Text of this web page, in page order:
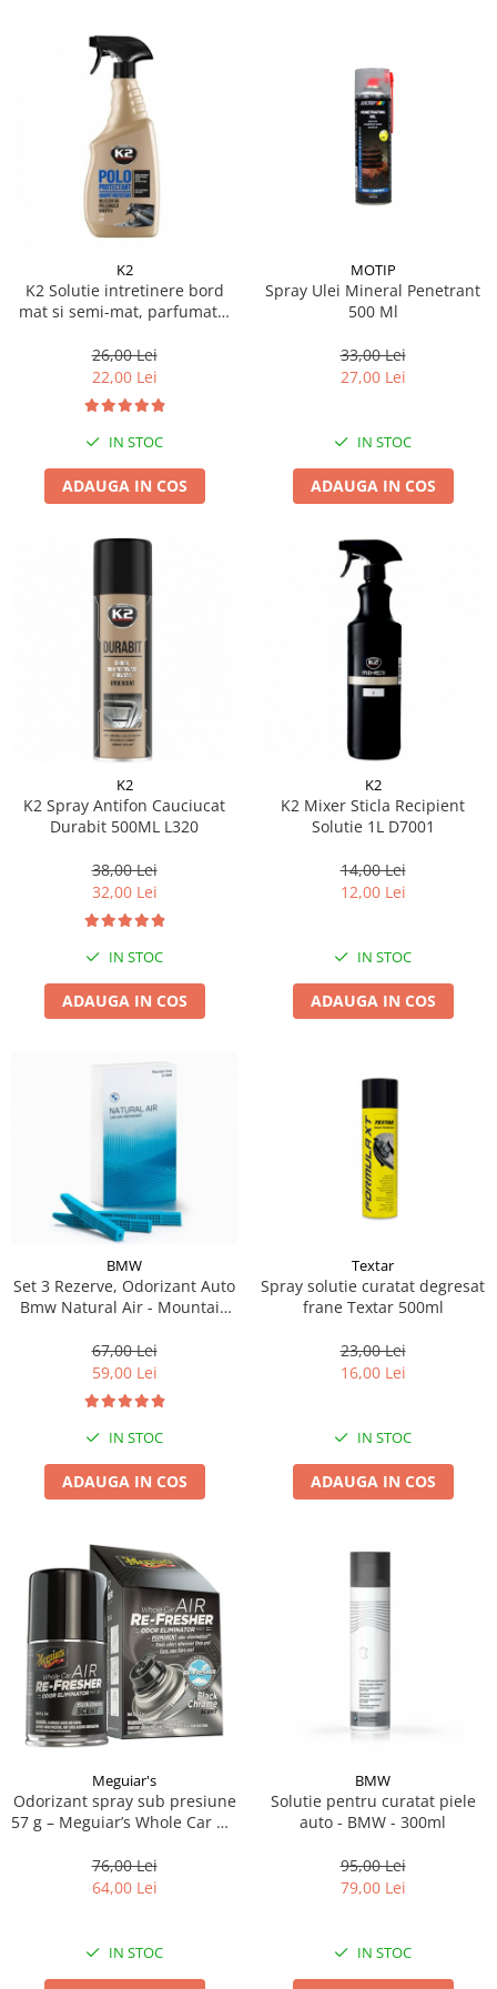
K2
K2 Solutie intretinere bord
mat si semi-mat, parfumata,
Protectant K417BL
26,00 Lei
22,00 Lei
IN STOC
ADAUGA IN COS
MOTIP
Spray Ulei Mineral Penetrant
500 Ml
33,00 Lei
27,00 Lei
IN STOC
ADAUGA IN COS
K2
K2 Spray Antifon Cauciucat
Durabit 500ML L320
38,00 Lei
32,00 Lei
IN STOC
ADAUGA IN COS
K2
K2 Mixer Sticla Recipient
Solutie 1L D7001
14,00 Lei
12,00 Lei
IN STOC
ADAUGA IN COS
BMW
Set 3 Rezerve, Odorizant Auto
Bmw Natural Air - Mountain
67,00 Lei
59,00 Lei
IN STOC
ADAUGA IN COS
Textar
Spray solutie curatat degresat
frane Textar 500ml
23,00 Lei
16,00 Lei
IN STOC
ADAUGA IN COS
Meguiar's
Odorizant spray sub presiune
57 g – Meguiar’s Whole Car Air
EU
76,00 Lei
64,00 Lei
IN STOC
BMW
Solutie pentru curatat piele
auto - BMW - 300ml
95,00 Lei
79,00 Lei
IN STOC